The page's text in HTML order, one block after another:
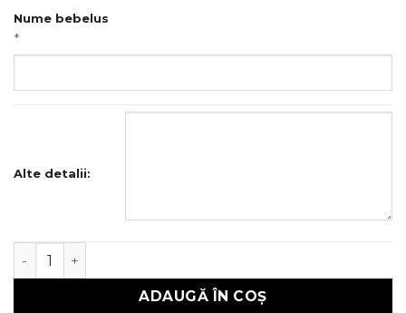
Nume bebelus
*
Alte detalii:
Cantitate Trusou Botez Silver
ADAUGĂ ÎN COȘ